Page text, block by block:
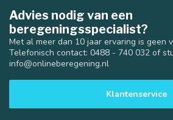
Advies nodig van een
beregeningsspecialist?
Met al meer dan 10 jaar ervaring is geen
Telefonisch contact: 0488 - 740 032 of
info@onlineberegening.nl
Klantenservice